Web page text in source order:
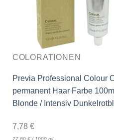
COLORATIONEN
Previa Professional Colour
permanent Haar Farbe
Blonde / Intensiv
7,78 €
77,80 €/ 1000 ml